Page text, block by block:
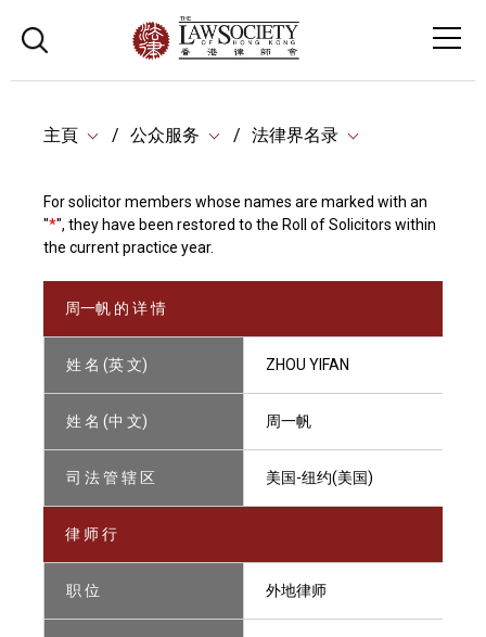
主頁 公众服务 法律界名录
For solicitor members whose names are marked with an
"*", they have been restored to the Roll of Solicitors within
the current practice year.
周一帆 的 详 情
姓 名 (英 文) ZHOU YIFAN
姓 名 (中 文) 周一帆
司 法 管 辖 区 美国-纽约(美国)
律 师 行
职 位 外地律师